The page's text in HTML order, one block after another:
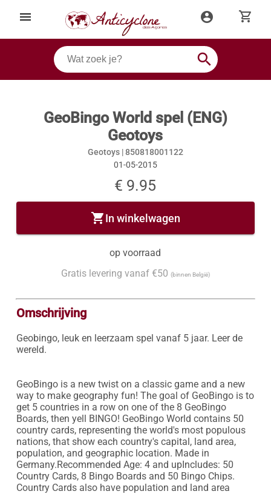
menu account_circle shopping_cart
search
GeoBingo World spel (ENG)
Geotoys
Geotoys |850818001122
01-05-2015
€ 9.95
shopping_cartIn winkelwagen
op voorraad
Gratis levering vanaf €50 (binnen België)
Omschrijving
Geobingo, leuk en leerzaam spel vanaf 5 jaar. Leer de
wereld.
GeoBingo is a new twist on a classic game and a new
way to make geography fun! The goal of GeoBingo is to
get 5 countries in a row on one of the 8 GeoBingo
Boards, then yell BINGO! GeoBingo World contains 50
country cards, representing the world's most populous
nations, that show each country's capital, land area,
population, and geographic location. Made in
Germany.Recommended Age: 4 and upIncludes: 50
Country Cards, 8 Bingo Boards and 50 Bingo Chips.
Country Cards also have population and land area